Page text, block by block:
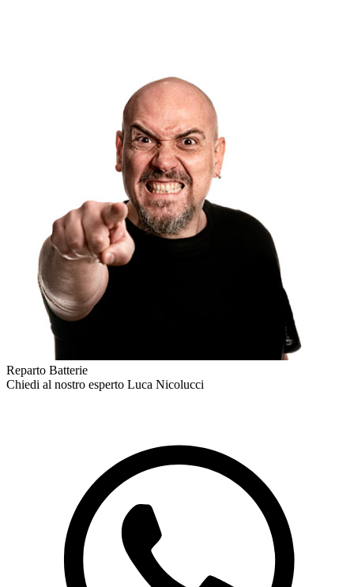
Reparto Batterie
Chiedi al nostro esperto Luca Nicolucci